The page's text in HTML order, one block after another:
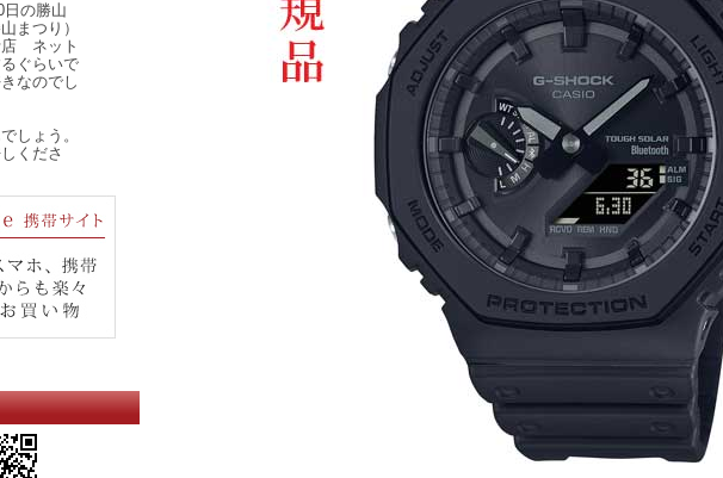
日の勝山
まつり）
店 ネット
ぐらいで
なのでし
しょう。
くださ